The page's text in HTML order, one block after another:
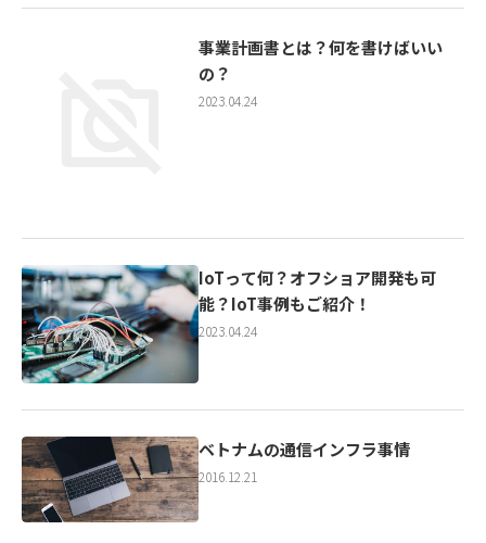
事業計画書とは？何を書けばいい
の？
2023.04.24
IoTって何？オフショア開発も可
能？IoT事例もご紹介！
2023.04.24
ベトナムの通信インフラ事情
2016.12.21